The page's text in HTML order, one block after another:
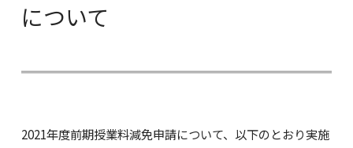
について
2021年度前期授業料減免申請について、以下のとおり実施